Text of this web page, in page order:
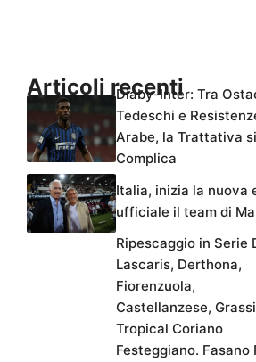
Articoli recenti
Diaby-Inter: Tra
Tedeschi e
Arabe, la Trattativa si
Complica
Italia, inizia la nuova
ufficiale il team di
Ripescaggio in Serie
Lascaris, Derthona,
Fiorenzuola,
Castellanzese,
Tropical Coriano
Festeggiano. Fasano